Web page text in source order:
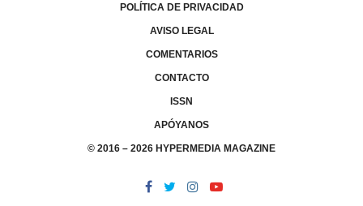
POLÍTICA DE PRIVACIDAD
AVISO LEGAL
COMENTARIOS
CONTACTO
ISSN
APÓYANOS
© 2016 – 2026 HYPERMEDIA MAGAZINE